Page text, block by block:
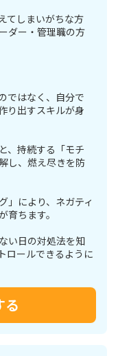
てしまいがちな方
ダー・管理職の方
ではなく、自分で
り出すスキルが身
、持続する「モチ
し、燃え尽きを防
」により、ネガティ
ちます。
い日の対処法を知
ロールできるように
る